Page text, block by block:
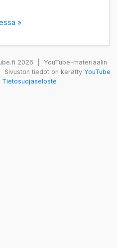
»
2026
YouTube-materiaalin
Sivuston tiedot on kerätty YouTube
Tietosuojaseloste